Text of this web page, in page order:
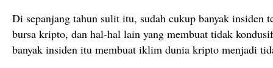
Di sepanjang tahun sulit itu, sudah cukup banyak insiden
bursa kripto, dan hal-hal lain yang membuat tidak
banyak insiden itu membuat iklim dunia kripto menjadi